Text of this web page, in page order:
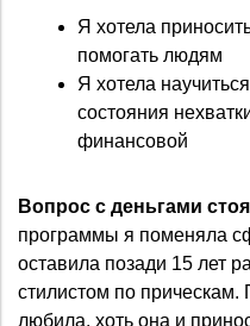
Я хотела
помогать людям
Я хотела
состояния
финансовой
Вопрос с деньгами
программы я поменяла
оставила позади 15 лет
стилистом по
любила, хоть она и